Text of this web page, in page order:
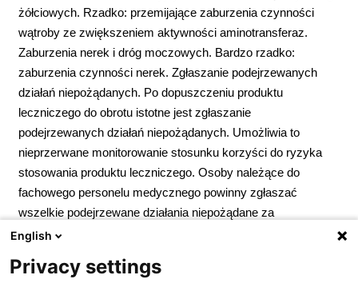
żółciowych. Rzadko: przemijające zaburzenia czynności
wątroby ze zwiększeniem aktywności aminotransferaz.
Zaburzenia nerek i dróg moczowych. Bardzo rzadko:
zaburzenia czynności nerek. Zgłaszanie podejrzewanych
działań niepożądanych. Po dopuszczeniu produktu
leczniczego do obrotu istotne jest zgłaszanie
podejrzewanych działań niepożądanych. Umożliwia to
nieprzerwane monitorowanie stosunku korzyści do ryzyka
stosowania produktu leczniczego. Osoby należące do
fachowego personelu medycznego powinny zgłaszać
wszelkie podejrzewane działania niepożądane za
pośrednictwem Departamentu Monitorowania
Rejestracji Produktów Leczniczych, Wyrobów Medycznych
English
Privacy settings